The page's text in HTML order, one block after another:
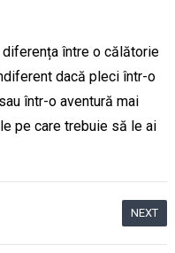
între o călătorie
dacă pleci într-o
într-o aventură mai
pe care trebuie să le ai
NEXT